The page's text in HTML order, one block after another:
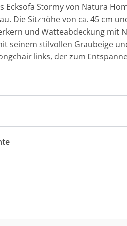
Ecksofa Stormy von Natura
Die Sitzhöhe von ca. 45 cm
und Watteabdeckung mit
seinem stilvollen Graubeige
links, der zum